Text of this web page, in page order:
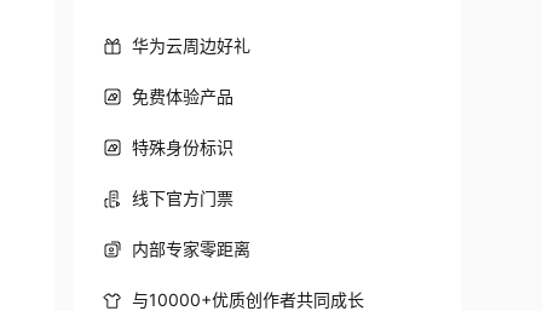
华为云周边好礼
免费体验产品
特殊身份标识
线下官方门票
内部专家零距离
与10000+优质创作者共同成长